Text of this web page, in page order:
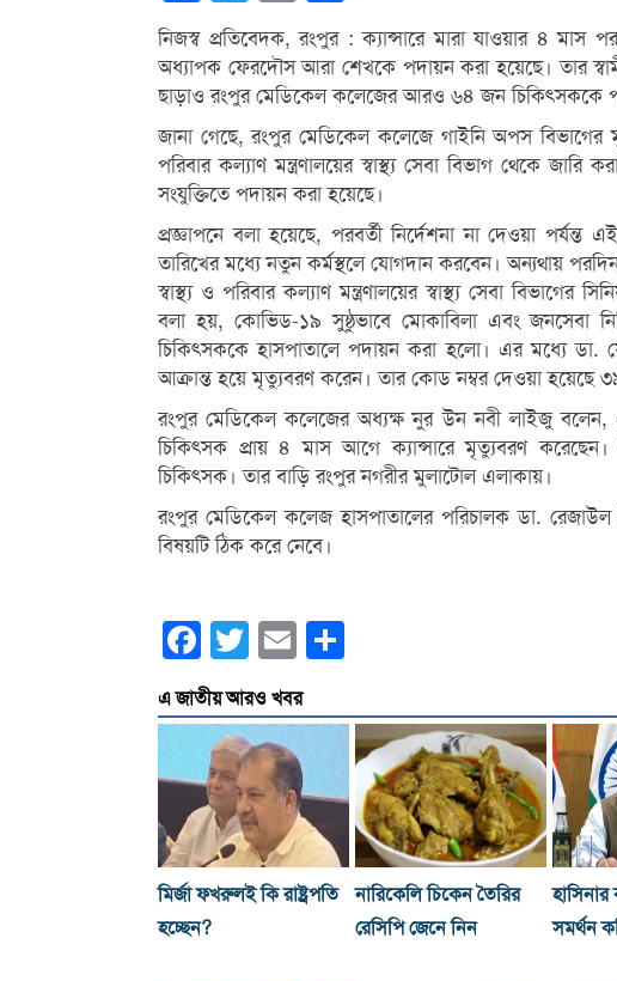
নিজস্ব প্রতিবেদক, রংপুর : ক্যান্সারে মারা যাওয়ার ৪
অধ্যাপক ফেরদৌস আরা শেখকে পদায়ন করা হয়েছে। তার
ছাড়াও রংপুর মেডিকেল কলেজের আরও ৬৪ জন চিকিৎসককে
জানা গেছে, রংপুর মেডিকেল কলেজে গাইনি অপস
পরিবার কল্যাণ মন্ত্রণালয়ের স্বাস্থ্য সেবা বিভাগ থেকে
সংযুক্তিতে পদায়ন করা হয়েছে।
প্রজ্ঞাপনে বলা হয়েছে, পরবর্তী নির্দেশনা না দেওয়া
তারিখের মধ্যে নতুন কর্মস্থলে যোগদান করবেন। অন্যথায়
স্বাস্থ্য ও পরিবার কল্যাণ মন্ত্রণালয়ের স্বাস্থ্য সেবা বিভাগের
বলা হয়, কোভিড-১৯ সুষ্ঠুভাবে মোকাবিলা এবং
চিকিৎসককে হাসপাতালে পদায়ন করা হলো। এর মধ্যে ডা.
আক্রান্ত হয়ে মৃত্যুবরণ করেন। তার কোড নম্বর দেওয়া হয়েছে
রংপুর মেডিকেল কলেজের অধ্যক্ষ নুর উন নবী লাইজু বলেন,
চিকিৎসক প্রায় ৪ মাস আগে ক্যান্সারে মৃত্যুবরণ
চিকিৎসক। তার বাড়ি রংপুর নগরীর মুলাটোল এলাকায়।
রংপুর মেডিকেল কলেজ হাসপাতালের পরিচালক ডা. রেজাউল
বিষয়টি ঠিক করে নেবে।
Facebook
Twitter Email
এ জাতীয় আরও খবর
মির্জা ফখরুলই কি রাষ্ট্রপতি
হচ্ছেন?
নারিকেলি চিকেন তৈরির
রেসিপি জেনে নিন
সমর্থন